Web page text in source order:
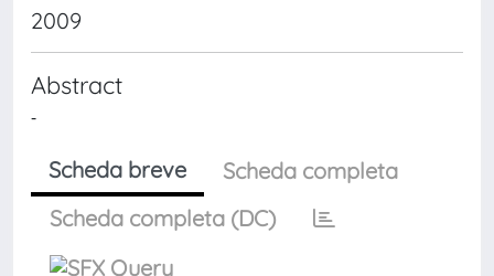
2009
Abstract
-
Scheda breve
Scheda completa
Scheda completa (DC)